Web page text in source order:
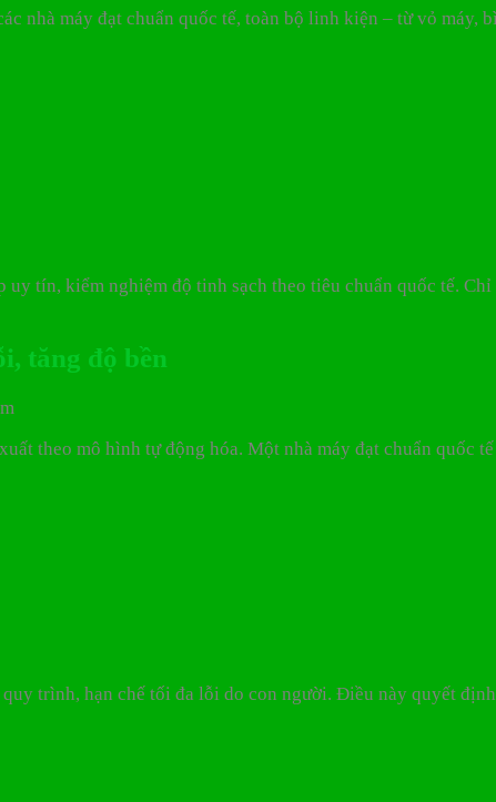
nhà máy đạt chuẩn quốc tế, toàn bộ linh kiện – từ vỏ máy,
uy tín, kiểm nghiệm độ tinh sạch theo tiêu chuẩn quốc tế.
tăng độ bền
theo mô hình tự động hóa. Một nhà máy đạt chuẩn quốc
trình, hạn chế tối đa lỗi do con người. Điều này quyết